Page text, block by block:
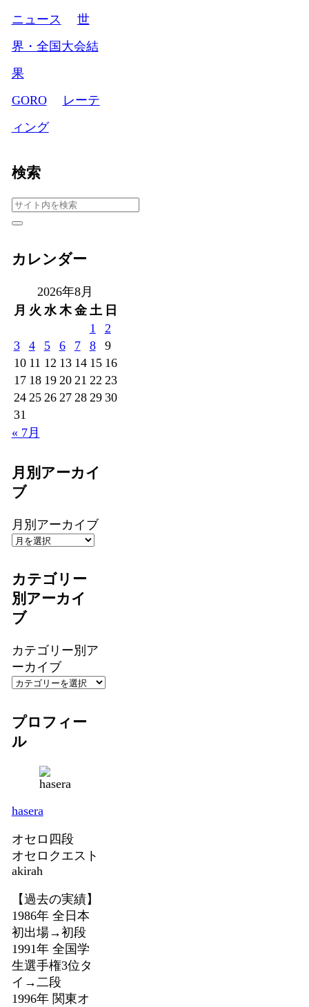
ニュース
世
界・全国大会結
果
GORO
レーテ
ィング
検索
カレンダー
2026年8月
月 火 水 木 金 土 日
1
2
3
4 5 6 7 8
9
10 11 12 13 14 15 16
17 18 19 20 21 22 23
24 25 26 27 28 29 30
31
« 7月
月別アーカイ
ブ
月別アーカイブ
カテゴリー
別アーカイ
ブ
カテゴリー別ア
ーカイブ
プロフィー
ル
hasera
オセロ四段
オセロクエスト
akirah
【過去の実績】
1986年 全日本
初出場→初段
1991年 全国学
生選手権3位タ
イ→二段
1996年 関東オ